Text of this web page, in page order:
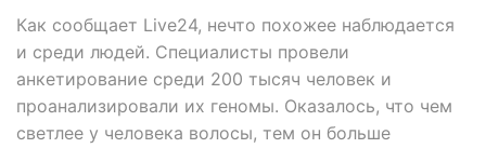
Как сообщает Live24, нечто похожее наблюдается
и среди людей. Специалисты провели
анкетирование среди 200 тысяч человек и
проанализировали их геномы. Оказалось, что чем
светлее у человека волосы, тем он больше